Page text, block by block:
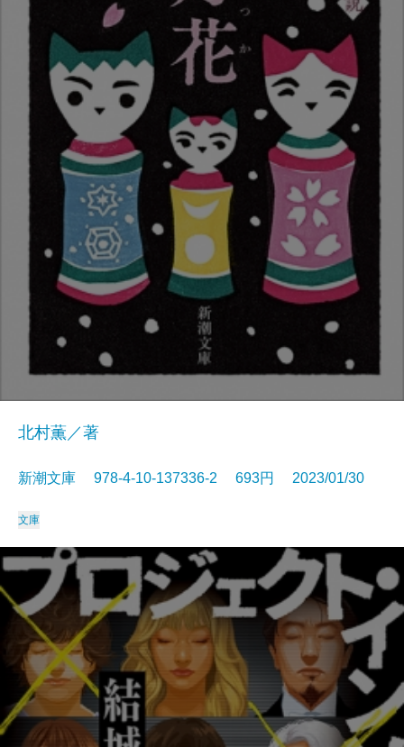
北村薫／著
新潮文庫 978-4-10-137336-2 693円 2023/01/30
文庫